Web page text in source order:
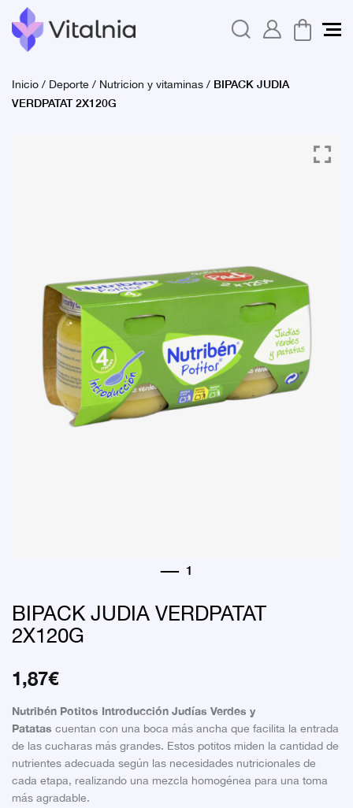
Inicio/ Deporte/ Nutricion y vitaminas/ BIPACK JUDIA
VERDPATAT 2X120G
BIPACK JUDIA VERDPATAT
2X120G
1,87€
Nutribén Potitos Introducción Judías Verdes y
Patatas cuentan con una boca más ancha que facilita la entrada
de las cucharas más grandes. Estos potitos miden la cantidad de
nutrientes adecuada según las necesidades nutricionales de
cada etapa, realizando una mezcla homogénea para una toma
más agradable.